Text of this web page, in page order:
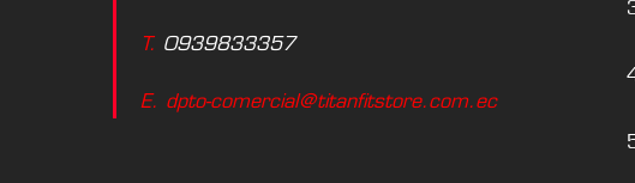
T. 0939833357
E. dpto-comercial@titanfitstore.com.ec